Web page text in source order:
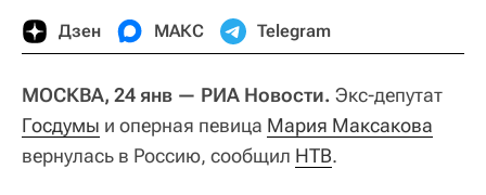
Дзен МАКС Telegram
МОСКВА, 24 янв — РИА Новости. Экс-депутат
Госдумы и оперная певица Мария Максакова
вернулась в Россию, сообщил НТВ.